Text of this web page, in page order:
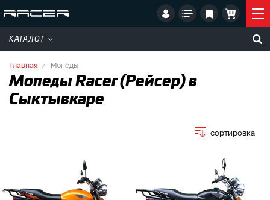
КАТАЛОГ
Главная Мопеды
Мопеды Racer (Рейсер) в
Сыктывкаре
сортировка